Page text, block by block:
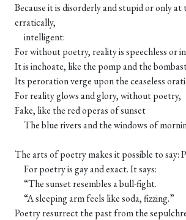
Because it is disorderly and stupid or only at
erratically,
intelligent:
For without poetry, reality is speechless or
It is inchoate, like the pomp and the
Its peroration verge upon the ceaseless
For reality glows and glory, without poetry,
Fake, like the red operas of sunset
The blue rivers and the windows of
The arts of poetry makes it possible to say:
For poetry is gay and exact. It says:
“The sunset resembles a bull-fight.
“A sleeping arm feels like soda, fizzing.”
Poetry resurrect the past from the